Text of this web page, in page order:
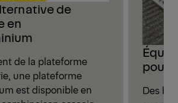
de
en
de la plateforme
une plateforme
est disponible en
pour
Des